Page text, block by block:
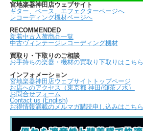
宮地楽器神田店ウェブサイト
ギター、ベース、エフェクターページへ
レコーディング機材ページへ
RECOMMENDED
新着中古入荷商品一覧
中古ヴィンテージレコーディング機材
買取り・下取りのご相談
お手持ちの楽器・機材の買取り下取りはこちら
インフォメーション
宮地楽器神田店ウェブサイトトップページ
お店へのアクセス（東京都 神田/御茶ノ水）
お問合せフォーム
Contact us (English)
お得情報満載のメルマガ購読申し込みはこちら